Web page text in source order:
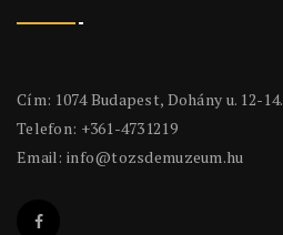
Cím: 1074 Budapest, Dohány u. 12-14.
Telefon: +361-4731219
Email: info@tozsdemuzeum.hu